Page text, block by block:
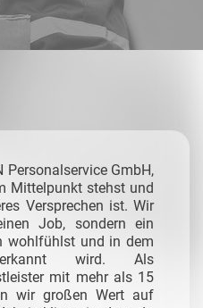
Personalservice GmbH,
Mittelpunkt stehst und
Versprechen ist. Wir
Job, sondern ein
wohlfühlst und in dem
wird. Als
mit mehr als 15
wir großen Wert auf